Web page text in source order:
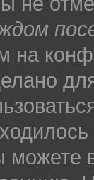
на
можете